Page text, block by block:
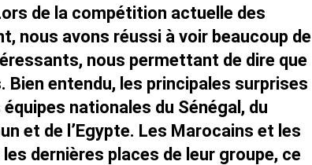
de la compétition actuelle des
nous avons réussi à voir beaucoup de
nous permettant de dire que
Bien entendu, les principales surprises
nationales du Sénégal, du
et de l’Egypte. Les Marocains et les
dernières places de leur groupe, ce